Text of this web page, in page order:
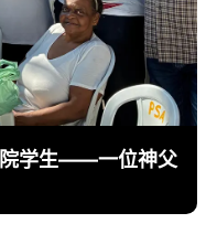
院学生——一位神父